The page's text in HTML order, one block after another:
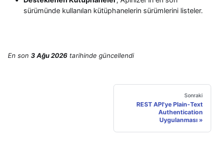
sürümünde kullanılan kütüphanelerin sürümlerini listeler.
En son 3 Ağu 2026 tarihinde güncellendi
Sonraki
REST API'ye Plain-Text
Authentication
Uygulanması